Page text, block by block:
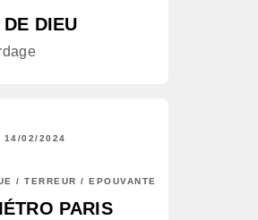
DIEU
14/02/2024
/ TERREUR / EPOUVANTE
PARIS